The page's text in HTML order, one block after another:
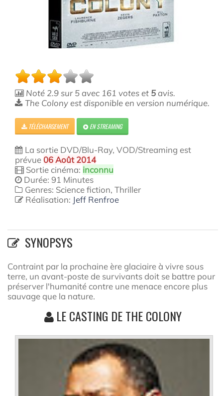
Noté 2.9sur5 avec 161 votes et 5 avis.
The Colony est disponible en version numérique.
TÉLÉCHARGEMENT EN STREAMING
La sortie DVD/Blu-Ray, VOD/Streaming est
prévue06 Août 2014
Sortie cinéma: inconnu
Durée: 91 Minutes
Genres: Science fiction, Thriller
Réalisation: Jeff Renfroe
SYNOPSYS
Contraint par la prochaine ère glaciaire à vivre sous
terre, un avant-poste de survivants doit se battre pour
préserver l'humanité contre une menace encore plus
sauvage que la nature.
LE CASTING DE THE COLONY